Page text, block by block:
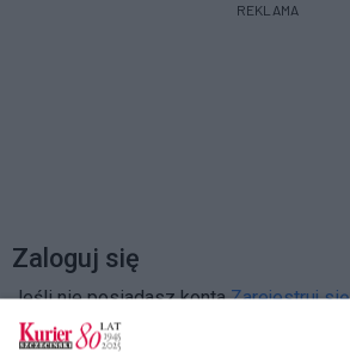
REKLAMA
Zaloguj się
Jeśli nie posiadasz kontaZarejestruj się